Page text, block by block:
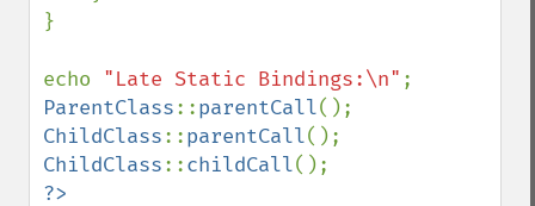
}
echo "Late Static Bindings:\n"
ParentClass::parentCall
ChildClass::parentCall
ChildClass::childCall